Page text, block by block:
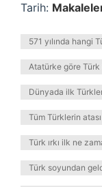
Tarih:
571 yılında hangi
Atatürke göre Türk
Dünyada ilk
Tüm Türklerin
Türk ırkı ilk ne
Türk soyundan